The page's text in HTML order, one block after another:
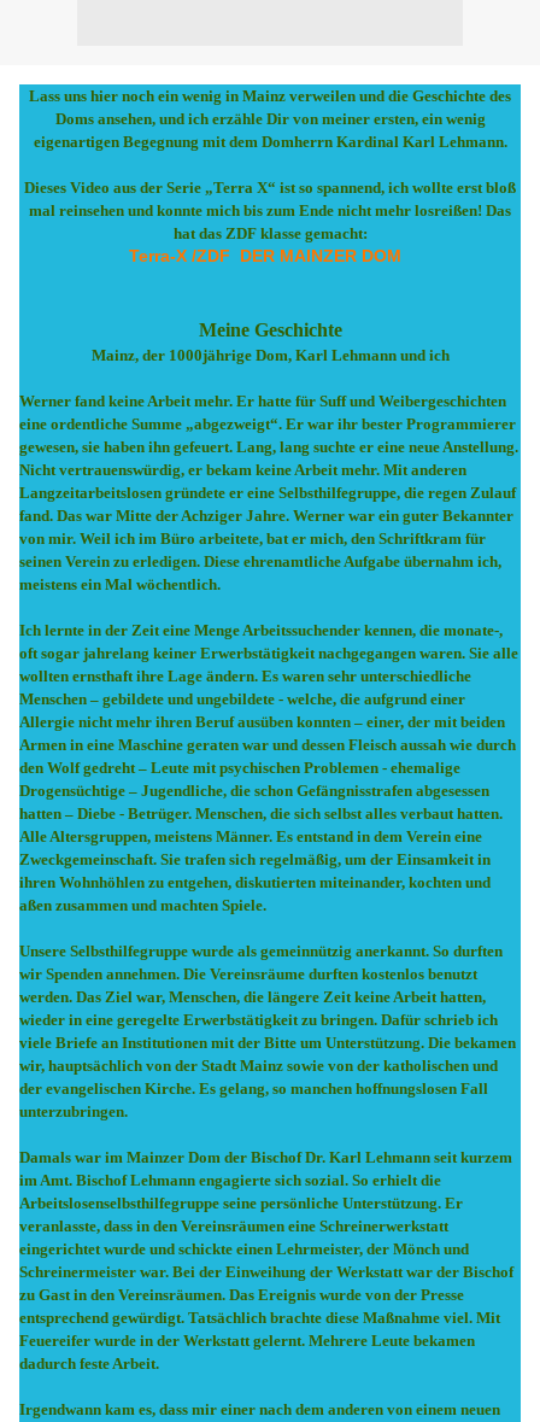
Lass uns hier noch ein wenig in Mainz verweilen und die Geschichte des
Doms ansehen, und ich erzähle Dir von meiner ersten, ein wenig
eigenartigen Begegnung mit dem Domherrn Kardinal Karl Lehmann.
Dieses Video aus der Serie „Terra X“ ist so spannend, ich wollte erst bloß
mal reinsehen und konnte mich bis zum Ende nicht mehr losreißen! Das
hat das ZDF klasse gemacht:
Terra-X /ZDF DER MAINZER DOM
Meine Geschichte
Mainz, der 1000jährige Dom, Karl Lehmann und ich
Werner fand keine Arbeit mehr. Er hatte für Suff und Weibergeschichten
eine ordentliche Summe „abgezweigt“. Er war ihr bester Programmierer
gewesen, sie haben ihn gefeuert. Lang, lang suchte er eine neue Anstellung.
Nicht vertrauenswürdig, er bekam keine Arbeit mehr. Mit anderen
Langzeitarbeitslosen gründete er eine Selbsthilfegruppe, die regen Zulauf
fand. Das war Mitte der Achziger Jahre. Werner war ein guter Bekannter
von mir. Weil ich im Büro arbeitete, bat er mich, den Schriftkram für
seinen Verein zu erledigen. Diese ehrenamtliche Aufgabe übernahm ich,
meistens ein Mal wöchentlich.
Ich lernte in der Zeit eine Menge Arbeitssuchender kennen, die monate-,
oft sogar jahrelang keiner Erwerbstätigkeit nachgegangen waren. Sie alle
wollten ernsthaft ihre Lage ändern. Es waren sehr unterschiedliche
Menschen – gebildete und ungebildete - welche, die aufgrund einer
Allergie nicht mehr ihren Beruf ausüben konnten – einer, der mit beiden
Armen in eine Maschine geraten war und dessen Fleisch aussah wie durch
den Wolf gedreht – Leute mit psychischen Problemen - ehemalige
Drogensüchtige – Jugendliche, die schon Gefängnisstrafen abgesessen
hatten – Diebe - Betrüger. Menschen, die sich selbst alles verbaut hatten.
Alle Altersgruppen, meistens Männer. Es entstand in dem Verein eine
Zweckgemeinschaft. Sie trafen sich regelmäßig, um der Einsamkeit in
ihren Wohnhöhlen zu entgehen, diskutierten miteinander, kochten und
aßen zusammen und machten Spiele.
Unsere Selbsthilfegruppe wurde als gemeinnützig anerkannt. So durften
wir Spenden annehmen. Die Vereinsräume durften kostenlos benutzt
werden. Das Ziel war, Menschen, die längere Zeit keine Arbeit hatten,
wieder in eine geregelte Erwerbstätigkeit zu bringen. Dafür schrieb ich
viele Briefe an Institutionen mit der Bitte um Unterstützung. Die bekamen
wir, hauptsächlich von der Stadt Mainz sowie von der katholischen und
der evangelischen Kirche. Es gelang, so manchen hoffnungslosen Fall
unterzubringen.
Damals war im Mainzer Dom der Bischof Dr. Karl Lehmann seit kurzem
im Amt. Bischof Lehmann engagierte sich sozial. So erhielt die
Arbeitslosenselbsthilfegruppe seine persönliche Unterstützung. Er
veranlasste, dass in den Vereinsräumen eine Schreinerwerkstatt
eingerichtet wurde und schickte einen Lehrmeister, der Mönch und
Schreinermeister war. Bei der Einweihung der Werkstatt war der Bischof
zu Gast in den Vereinsräumen. Das Ereignis wurde von der Presse
entsprechend gewürdigt. Tatsächlich brachte diese Maßnahme viel. Mit
Feuereifer wurde in der Werkstatt gelernt. Mehrere Leute bekamen
dadurch feste Arbeit.
Irgendwann kam es, dass mir einer nach dem anderen von einem neuen